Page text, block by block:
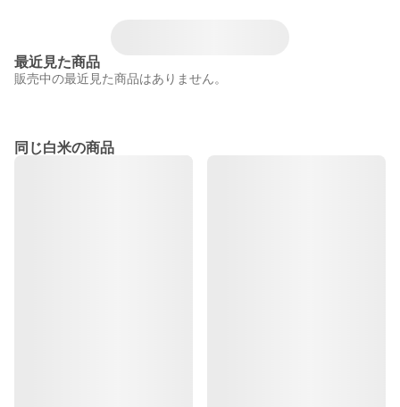
最近見た商品
販売中の最近見た商品はありません。
同じ白米の商品